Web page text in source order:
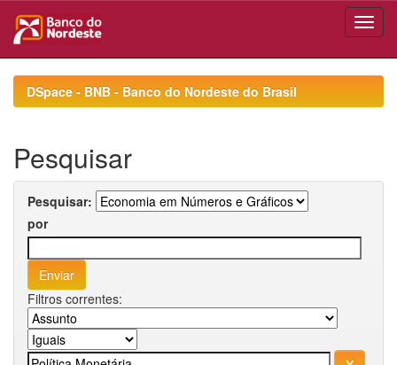
navigationDSpace - BNB - Banco do Nordeste do Brasil
Pesquisar
Pesquisar:
por
Filtros correntes: